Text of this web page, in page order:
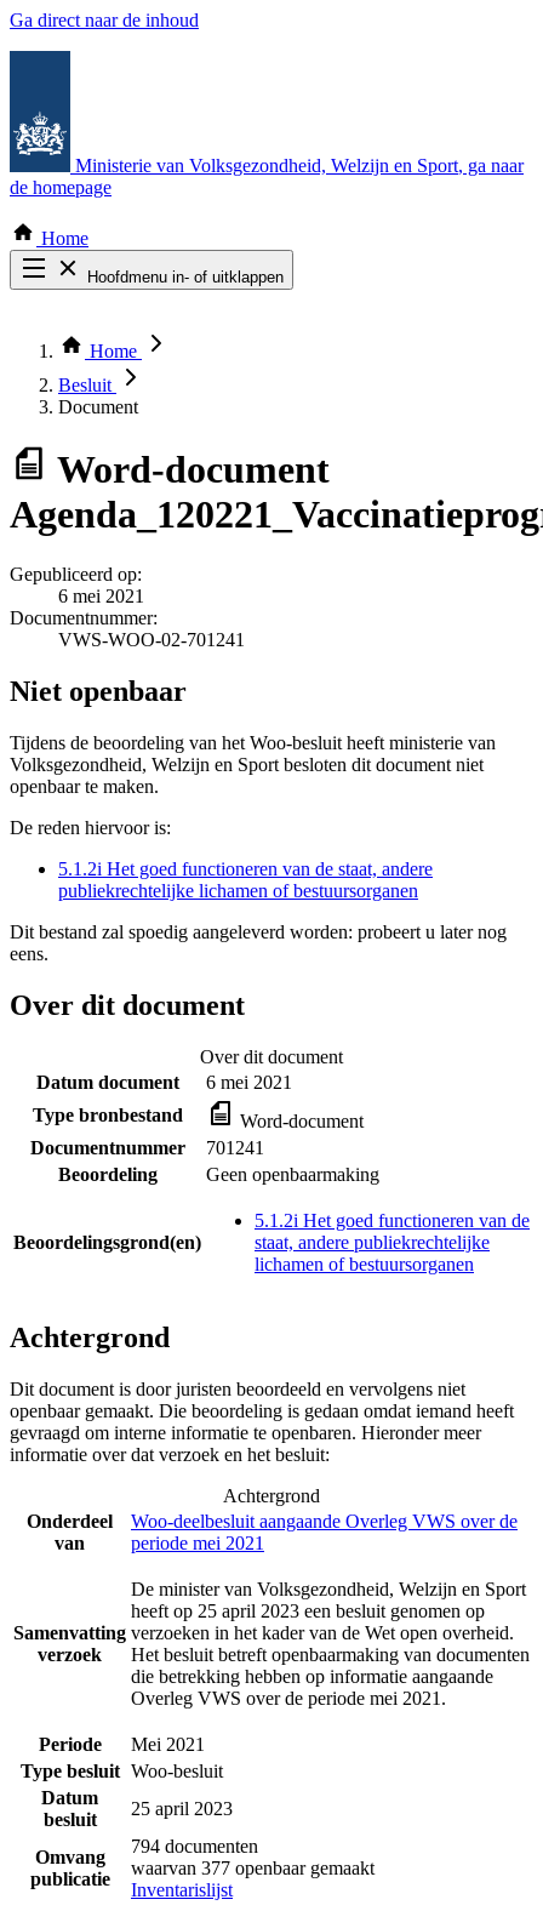
Ga direct naar de inhoud
Ministerie van Volksgezondheid, Welzijn en Sport, ga naar
de homepage
Home
Hoofdmenu in- of uitklappen
Thema COVID-19
Bekijk per bestuursorgaan
Home
Besluit
Document
Word-document
Gepubliceerd op:
6 mei 2021
Documentnummer:
VWS-WOO-02-701241
Niet openbaar
Tijdens de beoordeling van het Woo-besluit heeft ministerie van
Volksgezondheid, Welzijn en Sport besloten dit document niet
openbaar te maken.
De reden hiervoor is:
5.1.2i Het goed functioneren van de staat, andere
publiekrechtelijke lichamen of bestuursorganen
Dit bestand zal spoedig aangeleverd worden: probeert u later nog
eens.
Over dit document
Over dit document
Datum document
6 mei 2021
Type bronbestand
Word-document
Documentnummer
701241
Beoordeling
Geen openbaarmaking
Beoordelingsgrond(en)
5.1.2i Het goed functioneren van de
staat, andere publiekrechtelijke
lichamen of bestuursorganen
Achtergrond
Dit document is door juristen beoordeeld en vervolgens niet
openbaar gemaakt. Die beoordeling is gedaan omdat iemand heeft
gevraagd om interne informatie te openbaren. Hieronder meer
informatie over dat verzoek en het besluit:
Achtergrond
Onderdeel
van
Woo-deelbesluit aangaande Overleg VWS over de
periode mei 2021
Samenvatting
verzoek
De minister van Volksgezondheid, Welzijn en Sport
heeft op 25 april 2023 een besluit genomen op
verzoeken in het kader van de Wet open overheid.
Het besluit betreft openbaarmaking van documenten
die betrekking hebben op informatie aangaande
Overleg VWS over de periode mei 2021.
Periode
Mei 2021
Type besluit Woo-besluit
Datum
besluit
25 april 2023
Omvang
publicatie
794 documenten
waarvan 377 openbaar gemaakt
Inventarislijst